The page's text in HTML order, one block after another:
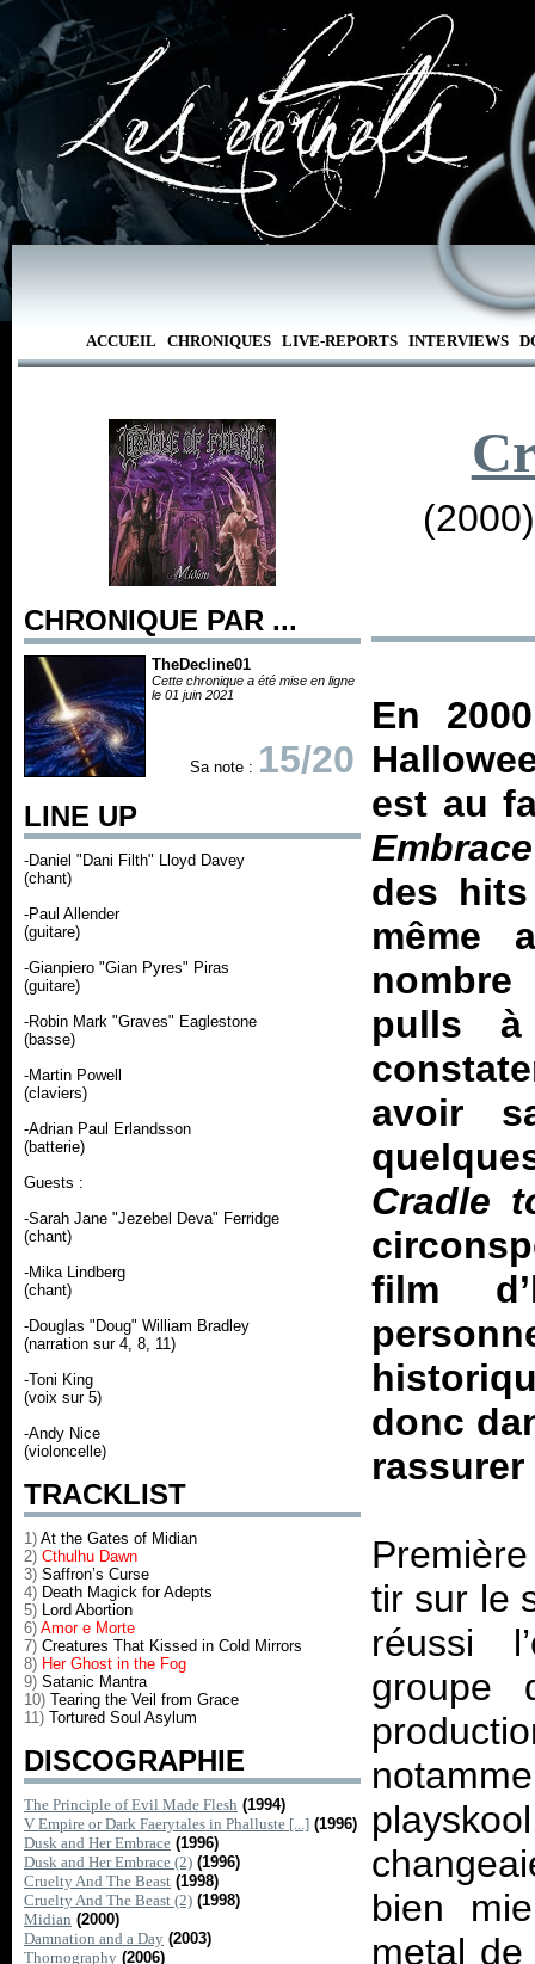
ACCUEIL CHRONIQUES LIVE-REPORTS INTERVIEWS
CHRONIQUE PAR ...
TheDecline01
Cette chronique a été mise en ligne
le 01 juin 2021
Sa note : 15/20
LINE UP
-Daniel "Dani Filth" Lloyd Davey
(chant)
-Paul Allender
(guitare)
-Gianpiero "Gian Pyres" Piras
(guitare)
-Robin Mark "Graves" Eaglestone
(basse)
-Martin Powell
(claviers)
-Adrian Paul Erlandsson
(batterie)
Guests :
-Sarah Jane "Jezebel Deva" Ferridge
(chant)
-Mika Lindberg
(chant)
-Douglas "Doug" William Bradley
(narration sur 4, 8, 11)
-Toni King
(voix sur 5)
-Andy Nice
(violoncelle)
TRACKLIST
1) At the Gates of Midian
2) Cthulhu Dawn
3) Saffron’s Curse
4) Death Magick for Adepts
5) Lord Abortion
6) Amor e Morte
7) Creatures That Kissed in Cold Mirrors
8) Her Ghost in the Fog
9) Satanic Mantra
10) Tearing the Veil from Grace
11) Tortured Soul Asylum
DISCOGRAPHIE
The Principle of Evil Made Flesh (1994)
V Empire or Dark Faerytales in Phalluste [...] (1996)
Dusk and Her Embrace (1996)
Dusk and Her Embrace (2) (1996)
Cruelty And The Beast (1998)
Cruelty And The Beast (2) (1998)
Midian (2000)
Damnation and a Day (2003)
Thornography (2006)
En
est au
Embrace
des
même
nombre
pulls
avoir
Cradle
film
donc
tir sur le
réussi
groupe
bien
metal